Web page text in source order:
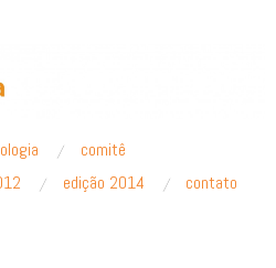
comitê
edição 2014 contato